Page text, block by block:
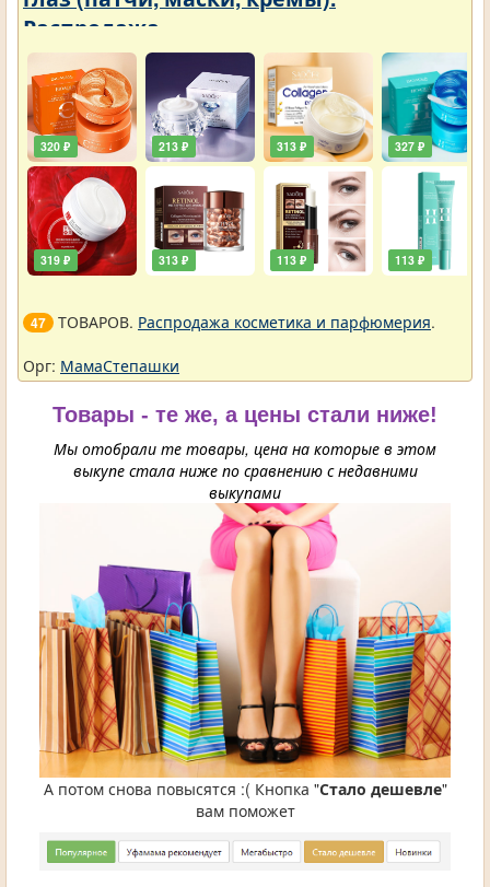
Распродажа
320 ₽
319 ₽
213 ₽
313 ₽
313 ₽
113 ₽
327 ₽
113 ₽
47 ТОВАРОВ. Распродажа косметика и парфюмерия.
Орг: МамаСтепашки
Товары - те же, а цены стали ниже!
Мы отобрали те товары, цена на которые в этом
выкупе стала ниже по сравнению с недавними
выкупами
А потом снова повысятся :( Кнопка "Стало дешевле"
вам поможет